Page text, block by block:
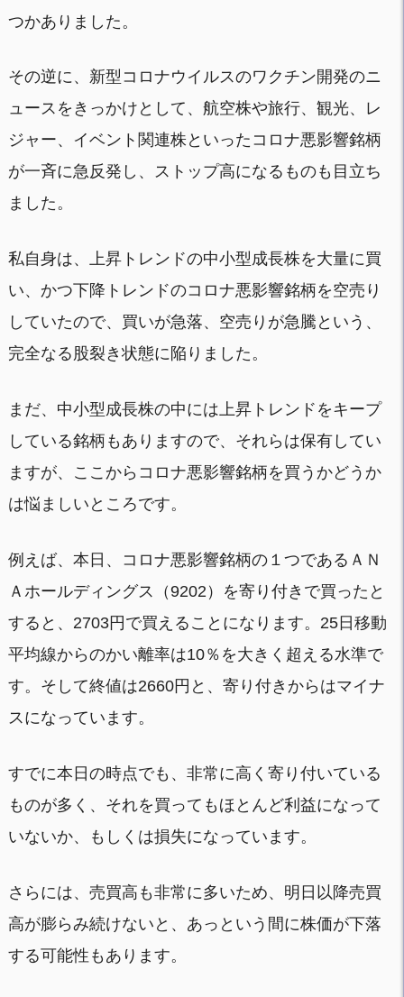
つかありました。
その逆に、新型コロナウイルスのワクチン開発のニ
ュースをきっかけとして、航空株や旅行、観光、レ
ジャー、イベント関連株といったコロナ悪影響銘柄
が一斉に急反発し、ストップ高になるものも目立ち
ました。
私自身は、上昇トレンドの中小型成長株を大量に買
い、かつ下降トレンドのコロナ悪影響銘柄を空売り
していたので、買いが急落、空売りが急騰という、
完全なる股裂き状態に陥りました。
まだ、中小型成長株の中には上昇トレンドをキープ
している銘柄もありますので、それらは保有してい
ますが、ここからコロナ悪影響銘柄を買うかどうか
は悩ましいところです。
例えば、本日、コロナ悪影響銘柄の１つであるＡＮ
Ａホールディングス（9202）を寄り付きで買ったと
すると、2703円で買えることになります。25日移動
平均線からのかい離率は10％を大きく超える水準で
す。そして終値は2660円と、寄り付きからはマイナ
スになっています。
すでに本日の時点でも、非常に高く寄り付いている
ものが多く、それを買ってもほとんど利益になって
いないか、もしくは損失になっています。
さらには、売買高も非常に多いため、明日以降売買
高が膨らみ続けないと、あっという間に株価が下落
する可能性もあります。